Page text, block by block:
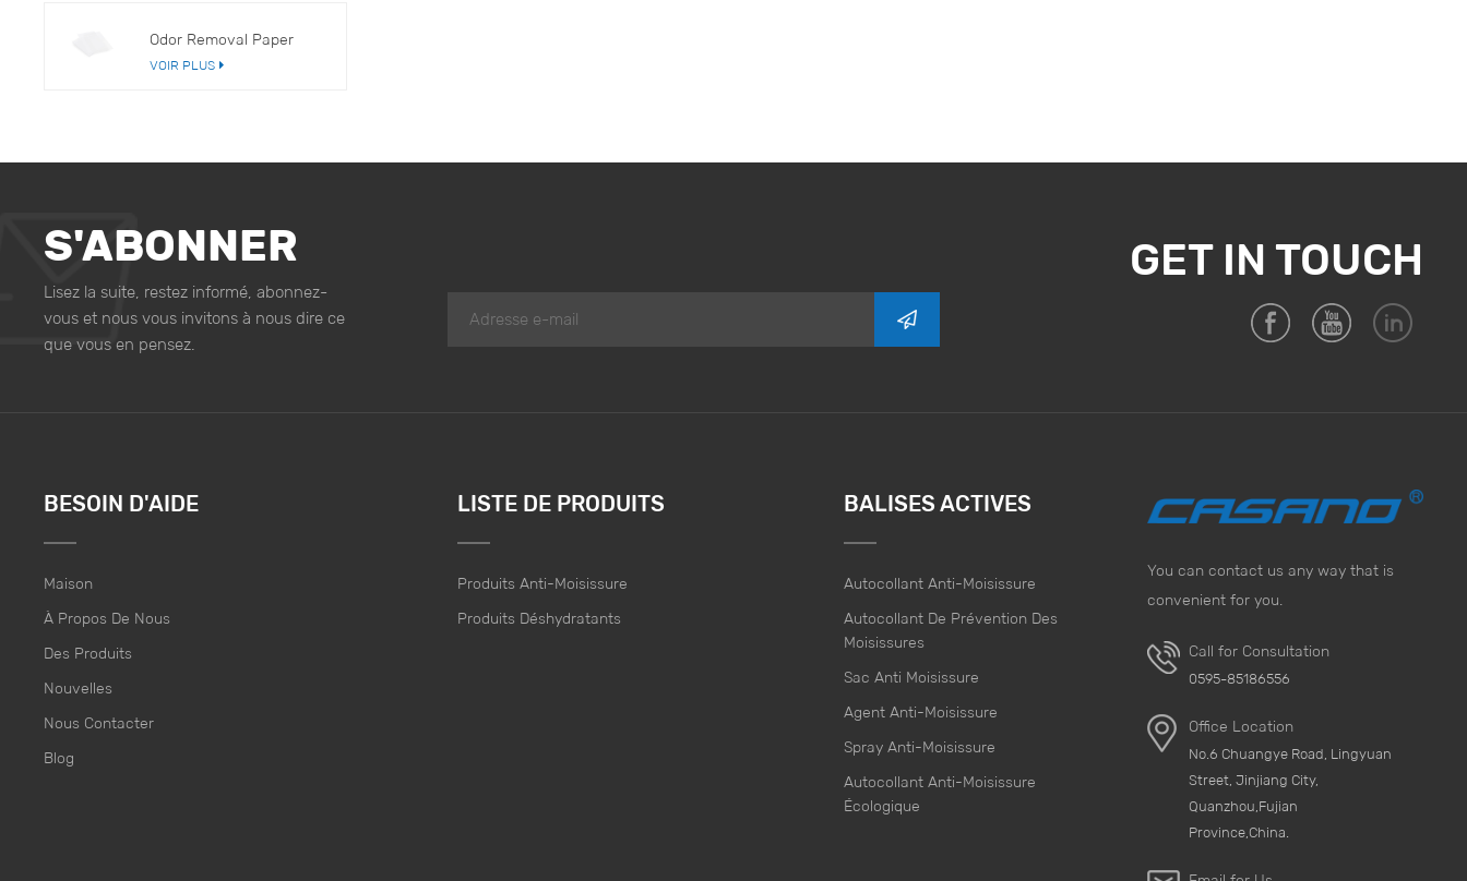
Odor Removal Paper
VOIR PLUS
S'ABONNER
Lisez la suite, restez informé, abonnez-
vous et nous vous invitons à nous dire ce
que vous en pensez.
GET IN TOUCH
BESOIN D'AIDE
Maison
À Propos De Nous
Des Produits
Nouvelles
Nous Contacter
Blog
LISTE DE PRODUITS
Produits Anti-Moisissure
Produits Déshydratants
BALISES ACTIVES
Autocollant Anti-Moisissure
Autocollant De Prévention Des
Moisissures
Sac Anti Moisissure
Agent Anti-Moisissure
Spray Anti-Moisissure
Autocollant Anti-Moisissure
Écologique
You can contact us any way that is
convenient for you.
Call for Consultation
0595-85186556
Office Location
No.6 Chuangye Road, Lingyuan
Street, Jinjiang City,
Quanzhou,Fujian
Province,China.